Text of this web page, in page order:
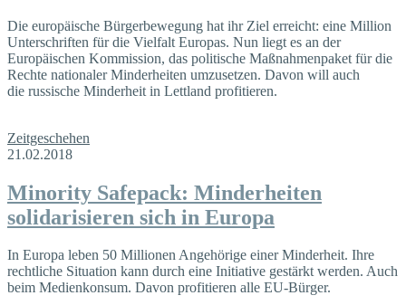
Die europäische Bürgerbewegung hat ihr Ziel erreicht: eine Million
Unterschriften für die Vielfalt Europas. Nun liegt es an der
Europäischen Kommission, das politische Maßnahmenpaket für die
Rechte nationaler Minderheiten umzusetzen. Davon will auch
die russische Minderheit in Lettland profitieren.
Zeitgeschehen
21.02.2018
Minority Safepack: Minderheiten
solidarisieren sich in Europa
In Europa leben 50 Millionen Angehörige einer Minderheit. Ihre
rechtliche Situation kann durch eine Initiative gestärkt werden. Auch
beim Medienkonsum. Davon profitieren alle EU-Bürger.